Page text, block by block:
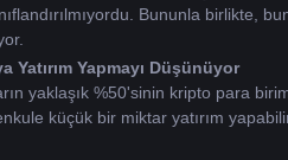
Bununla birlikte,
Yatırım Yapmayı Düşünüyor
yaklaşık %50'sinin kripto para
küçük bir miktar yatırım